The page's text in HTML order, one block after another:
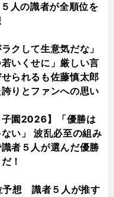
人の識者が全順位を
ラクして生意気だな」
若いくせに」厳しい言
られるも佐藤慎太郎
りとファンへの思い
子園2026】「優勝は
い」 波乱必至の組み
者５人が選んだ優勝
！
予想 識者５人が推す